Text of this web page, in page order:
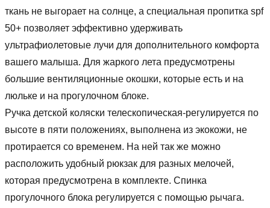
ткань не выгорает на солнце, а специальная пропитка spf
50+ позволяет эффективно удерживать
ультрафиолетовые лучи для дополнительного комфорта
вашего малыша. Для жаркого лета предусмотрены
большие вентиляционные окошки, которые есть и на
люльке и на прогулочном блоке.
Ручка детской коляски телескопическая-регулируется по
высоте в пяти положениях, выполнена из экокожи, не
протирается со временем. На ней так же можно
расположить удобный рюкзак для разных мелочей,
которая предусмотрена в комплекте. Спинка
прогулочного блока регулируется с помощью рычага.